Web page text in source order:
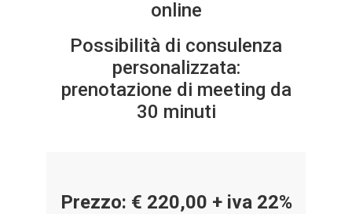
online
Possibilità di consulenza
personalizzata:
prenotazione di meeting da
30 minuti
Prezzo: € 220,00 + iva 22%